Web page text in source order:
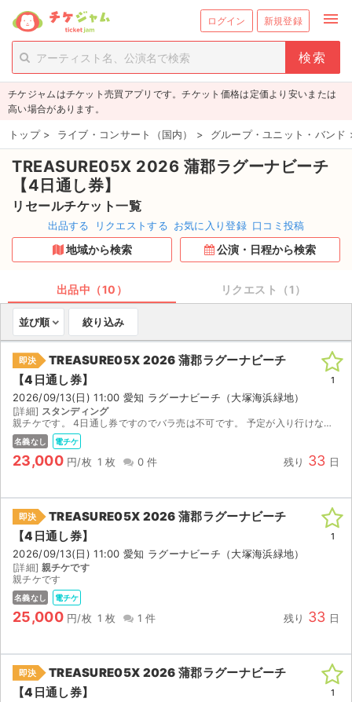
ログイン 新規登録 menu
person_add 新規会員登録
チケットを探す
新着チケット
値下げしたチケット
都道府県からチケットを探す
もうすぐ開催のチケット
取扱チケット
ライブ・コンサート（国内）
ライブ・コンサート（海外）
イベント
スポーツ
ご利用ガイド
ご利用ガイド
手数料・お支払い方法
AIに質問する
お知らせ
チケジャムはチケット売買アプリです。チケット価格は定価より安いまたは
高い場合があります。
トップ > ライブ・コンサート（国内） > グループ・ユニット・バンド
TREASURE05X 2026 蒲郡ラグーナビーチ
【4日通し券】
リセールチケット一覧
出品する リクエストする お気に入り登録 口コミ投稿
地域から検索 公演・日程から検索
出品中（10） リクエスト（1）
並び順 絞り込み
即決
TREASURE05X 2026 蒲郡ラグーナビーチ
【4日通し券】
2026/09/13(日) 11:00 愛知 ラグーナビーチ（大塚海浜緑地）
[詳細] スタンディング
親チケです。 4日通し券ですのでバラ売は不可です。 予定が入り行けなくなったためお安くしてお譲り致します。 ご興味のある方ぜひ。
名義なし 電チケ
23,000 円/枚 1 枚 0 件 残り 33 日
1
即決
TREASURE05X 2026 蒲郡ラグーナビーチ
【4日通し券】
2026/09/13(日) 11:00 愛知 ラグーナビーチ（大塚海浜緑地）
[詳細] 親チケです
親チケです
名義なし 電チケ
25,000 円/枚 1 枚 1 件 残り 33 日
1
即決
TREASURE05X 2026 蒲郡ラグーナビーチ
【4日通し券】
1